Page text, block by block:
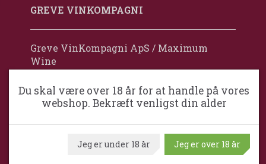
GREVE VINKOMPAGNI
Greve VinKompagni ApS / Maximum
Wine
DK-2670 Greve
mail@grevevinkompagni.dk
Du skal være over 18 år for at handle på vores
webshop. Bekræft venligst din alder
Jeg er under 18 år Jeg er over 18 år